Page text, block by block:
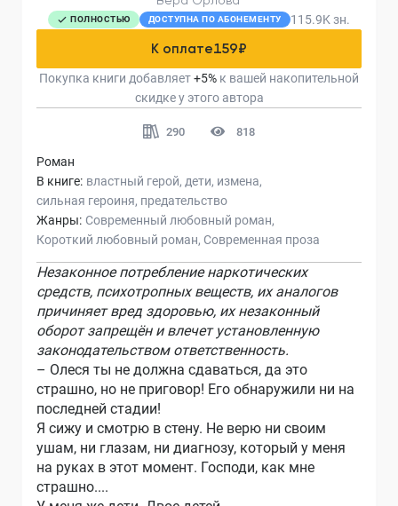
ПОЛНОСТЬЮ ДОСТУПНА ПО АБОНЕМЕНТУ 115.9K зн.
К оплате159₽
Покупка книги добавляет+5% к вашей накопительной
скидке у этого автора
290 818
Роман
В книге: властный герой дети измена
сильная героиня предательство
Жанры: Современный любовный роман
Короткий любовный роман Современная проза
Незаконное потребление наркотических
средств, психотропных веществ, их аналогов
причиняет вред здоровью, их незаконный
оборот запрещён и влечет установленную
законодательством ответственность.
– Олеся ты не должна сдаваться, да это
страшно, но не приговор! Его обнаружили ни на
последней стадии!
Я сижу и смотрю в стену. Не верю ни своим
ушам, ни глазам, ни диагнозу, который у меня
на руках в этот момент. Господи, как мне
страшно....